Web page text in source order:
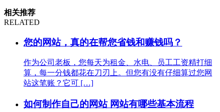
相关推荐
RELATED
您的网站，真的在帮您省钱和赚钱吗？
作为公司老板，您每天为租金、水电、员工工资精打细
算，每一分钱都花在刀刃上。但您有没有仔细算过您网
站这笔账？它可 […]
如何制作自己的网站 网站有哪些基本流程